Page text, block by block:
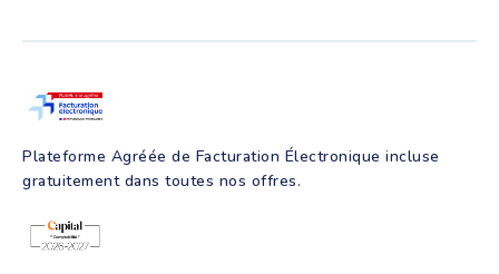
Parrainage
Facture électronique
Création d'entreprise
Programmes de formation
Plateforme Agréée de Facturation Électronique incluse
gratuitement dans toutes nos offres.